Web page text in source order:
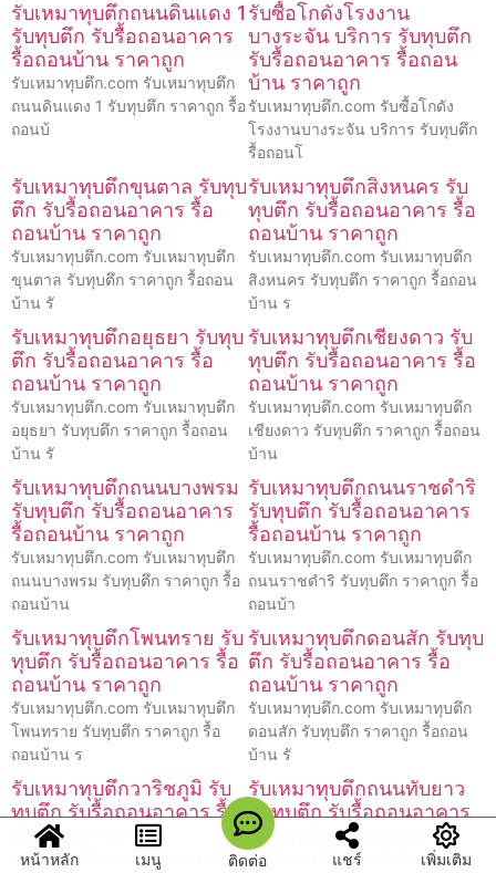
รับเหมาทุบตึกถนนดินแดง 1
รับทุบตึก รับรื้อถอนอาคาร
รื้อถอนบ้าน ราคาถูก
รับเหมาทุบตึก.com รับเหมาทุบตึก
ถนนดินแดง 1 รับทุบตึก ราคาถูก รื้อ
ถอนบ้
รับซื้อโกดังโรงงาน
บางระจัน บริการ รับทุบตึก
รับรื้อถอนอาคาร รื้อถอน
บ้าน ราคาถูก
รับเหมาทุบตึก.com รับซื้อโกดัง
โรงงานบางระจัน บริการ รับทุบตึก
รื้อถอนโ
รับเหมาทุบตึกขุนตาล รับทุบ
ตึก รับรื้อถอนอาคาร รื้อ
ถอนบ้าน ราคาถูก
รับเหมาทุบตึก.com รับเหมาทุบตึก
ขุนตาล รับทุบตึก ราคาถูก รื้อถอน
บ้าน รั
รับเหมาทุบตึกสิงหนคร รับ
ทุบตึก รับรื้อถอนอาคาร รื้อ
ถอนบ้าน ราคาถูก
รับเหมาทุบตึก.com รับเหมาทุบตึก
สิงหนคร รับทุบตึก ราคาถูก รื้อถอน
บ้าน ร
รับเหมาทุบตึกอยุธยา รับทุบ
ตึก รับรื้อถอนอาคาร รื้อ
ถอนบ้าน ราคาถูก
รับเหมาทุบตึก.com รับเหมาทุบตึก
อยุธยา รับทุบตึก ราคาถูก รื้อถอน
บ้าน รั
รับเหมาทุบตึกเชียงดาว รับ
ทุบตึก รับรื้อถอนอาคาร รื้อ
ถอนบ้าน ราคาถูก
รับเหมาทุบตึก.com รับเหมาทุบตึก
เชียงดาว รับทุบตึก ราคาถูก รื้อถอน
บ้าน
รับเหมาทุบตึกถนนบางพรม
รับทุบตึก รับรื้อถอนอาคาร
รื้อถอนบ้าน ราคาถูก
รับเหมาทุบตึก.com รับเหมาทุบตึก
ถนนบางพรม รับทุบตึก ราคาถูก รื้อ
ถอนบ้าน
รับเหมาทุบตึกถนนราชดำริ
รับทุบตึก รับรื้อถอนอาคาร
รื้อถอนบ้าน ราคาถูก
รับเหมาทุบตึก.com รับเหมาทุบตึก
ถนนราชดำริ รับทุบตึก ราคาถูก รื้อ
ถอนบ้า
รับเหมาทุบตึกโพนทราย รับ
ทุบตึก รับรื้อถอนอาคาร รื้อ
ถอนบ้าน ราคาถูก
รับเหมาทุบตึก.com รับเหมาทุบตึก
โพนทราย รับทุบตึก ราคาถูก รื้อ
ถอนบ้าน ร
รับเหมาทุบตึกดอนสัก รับทุบ
ตึก รับรื้อถอนอาคาร รื้อ
ถอนบ้าน ราคาถูก
รับเหมาทุบตึก.com รับเหมาทุบตึก
ดอนสัก รับทุบตึก ราคาถูก รื้อถอน
บ้าน รั
รับเหมาทุบตึกวาริชภูมิ รับ
ทุบตึก รับรื้อถอนอาคาร รื้อ
ถอนบ้าน ราคาถูก
รับเหมาทุบตึก.com รับเหมาทุบตึก
รับเหมาทุบตึกถนนทับยาว
รับทุบตึก รับรื้อถอนอาคาร
รื้อถอนบ้าน ราคาถูก
รับเหมาทุบตึก.com รับเหมาทุบตึก
หน้าหลัก เมนู ติดต่อ แชร์ เพิ่มเติม